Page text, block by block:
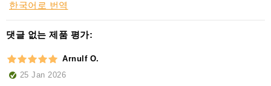
한국어로 번역
댓글 없는 제품 평가:
Arnulf O.
25 Jan 2026